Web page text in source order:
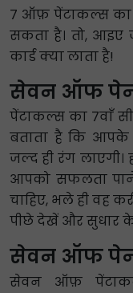
7 ऑफ़ पेंटाकल्स का
सकता है। तो, आइए
कार्ड क्या लाता है!
सेवन ऑफ
पेंटाकल्स का 7वाँ
बताता है कि आपके
जल्द ही रंग
आपको सफलता
चाहिए, भले ही वह
पीछे देखें और सुधार
सेवन ऑफ
सेवन ऑफ़